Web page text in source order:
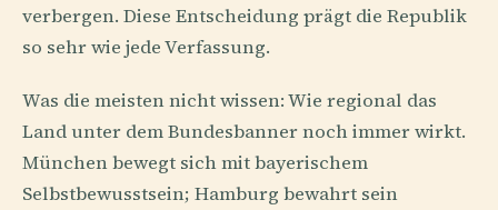
verbergen. Diese Entscheidung prägt die Republik
so sehr wie jede Verfassung.
Was die meisten nicht wissen: Wie regional das
Land unter dem Bundesbanner noch immer wirkt.
München bewegt sich mit bayerischem
Selbstbewusstsein; Hamburg bewahrt sein